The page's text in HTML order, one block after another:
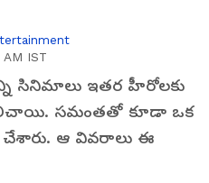
IST
సినిమాలు ఇతర హీరోలకు
సమంతతో కూడా ఒక
ఆ వివరాలు ఈ